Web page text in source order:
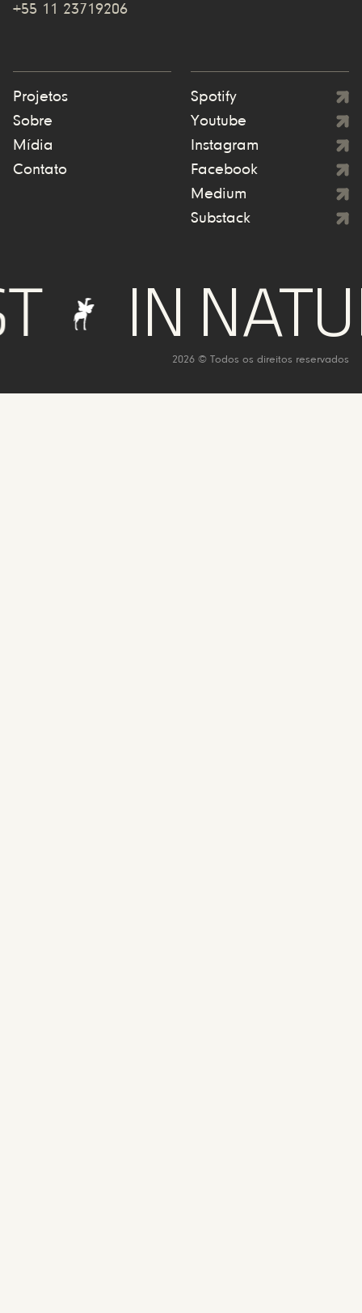
+55 11 23719206
Projetos
Sobre
Mídia
Contato
Spotify
Youtube
Instagram
Facebook
Medium
Substack
IN NATURE
2026 © Todos os direitos reservados